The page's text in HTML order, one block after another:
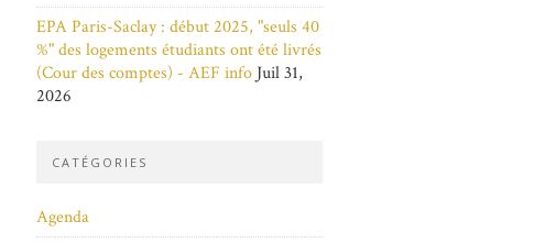
EPA Paris-Saclay : début 2025, "seuls 40
%" des logements étudiants ont été livrés
(Cour des comptes) - AEF info Juil 31,
2026
CATÉGORIES
Agenda